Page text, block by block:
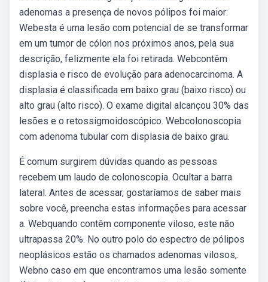
adenomas a presença de novos pólipos foi maior:
Webesta é uma lesão com potencial de se transformar
em um tumor de cólon nos próximos anos, pela sua
descrição, felizmente ela foi retirada. Webcontêm
displasia e risco de evolução para adenocarcinoma. A
displasia é classificada em baixo grau (baixo risco) ou
alto grau (alto risco). O exame digital alcançou 30% das
lesões e o retossigmoidoscópico. Webcolonoscopia
com adenoma tubular com displasia de baixo grau.
É comum surgirem dúvidas quando as pessoas
recebem um laudo de colonoscopia. Ocultar a barra
lateral. Antes de acessar, gostaríamos de saber mais
sobre você, preencha estas informações para acessar
a. Webquando contêm componente viloso, este não
ultrapassa 20%. No outro polo do espectro de pólipos
neoplásicos estão os chamados adenomas vilosos,.
Webno caso em que encontramos uma lesão somente